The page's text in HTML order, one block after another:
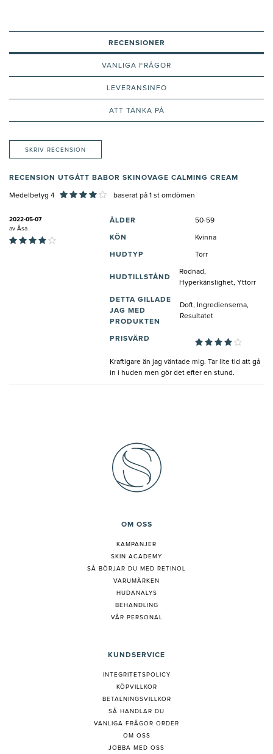
RECENSIONER
VANLIGA FRÅGOR
LEVERANSINFO
ATT TÄNKA PÅ
SKRIV RECENSION
RECENSION UTGÅTT BABOR SKINOVAGE CALMING CREAM
Medelbetyg 4 baserat på 1 st omdömen
2022-05-07
av Åsa
ÅLDER 50-59
KÖN Kvinna
HUDTYP Torr
HUDTILLSTÅND
Rodnad,
Hyperkänslighet, Yttorr
DETTA GILLADE
JAG MED
PRODUKTEN
Doft, Ingredienserna,
Resultatet
PRISVÄRD
Kraftigare än jag väntade mig. Tar lite tid att gå
in i huden men gör det efter en stund.
OM OSS
KAMPANJER
SKIN ACADEMY
SÅ BÖRJAR DU MED RETINOL
VARUMÄRKEN
HUDANALYS
BEHANDLING
VÅR PERSONAL
KUNDSERVICE
INTEGRITETSPOLICY
KÖPVILLKOR
BETALNINGSVILLKOR
SÅ HANDLAR DU
VANLIGA FRÅGOR ORDER
OM OSS
JOBBA MED OSS